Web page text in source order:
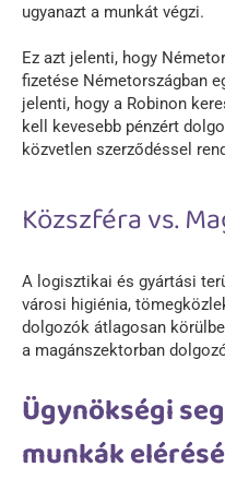
ugyanazt a munkát végzi.
Ez azt jelenti, hogy
fizetése Németországban
jelenti, hogy a Robinon
kell kevesebb pénzért
közvetlen szerződéssel
Közszféra vs.
A logisztikai és gyártási
városi higiénia,
dolgozók átlagosan
a magánszektorban
Ügynökségi
munkák